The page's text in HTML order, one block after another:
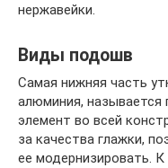
нержавейки.
Виды подошв
Самая нижняя часть
алюминия, называется
элемент во всей
за качества глажки,
ее модернизировать.